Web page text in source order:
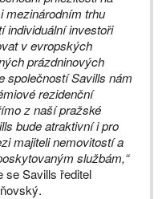
trhu
individuální investoři
v evropských
prázdninových
společností Savills nám
rezidenční
z naší pražské
bude atraktivní i pro
majiteli nemovitostí a
službám,“
se Savills ředitel